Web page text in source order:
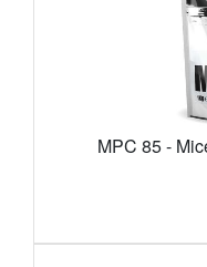
MPC 85 -